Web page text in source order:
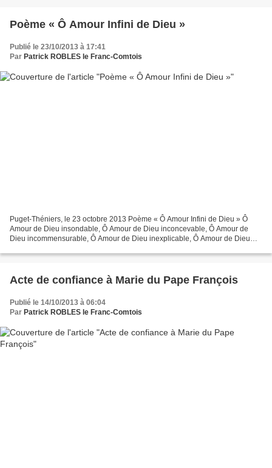
Poème « Ô Amour Infini de Dieu »
Publié le 23/10/2013 à 17:41
Par Patrick ROBLES le Franc-Comtois
Puget-Théniers, le 23 octobre 2013 Poème « Ô Amour Infini de Dieu » Ô
Amour de Dieu insondable, Ô Amour de Dieu inconcevable, Ô Amour de
Dieu incommensurable, Ô Amour de Dieu inexplicable, Ô Amour de Dieu
Acte de confiance à Marie du Pape François
Publié le 14/10/2013 à 06:04
Par Patrick ROBLES le Franc-Comtois